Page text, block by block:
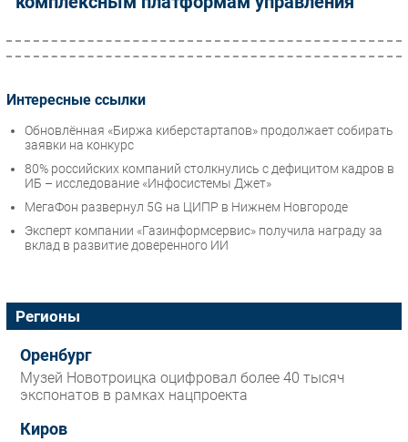
Интересные ссылки
Обновлённая «Биржа киберстартапов» продолжает собирать
заявки на конкурс
80% российских компаний столкнулись с дефицитом кадров в
ИБ – исследование «Инфосистемы Джет»
МегаФон развернул 5G на ЦИПР в Нижнем Новгороде
Эксперт компании «Газинформсервис» получила награду за
вклад в развитие доверенного ИИ
Регионы
Оренбург
Музей Новотроицка оцифровал более 40 тысяч
экспонатов в рамках нацпроекта
Киров